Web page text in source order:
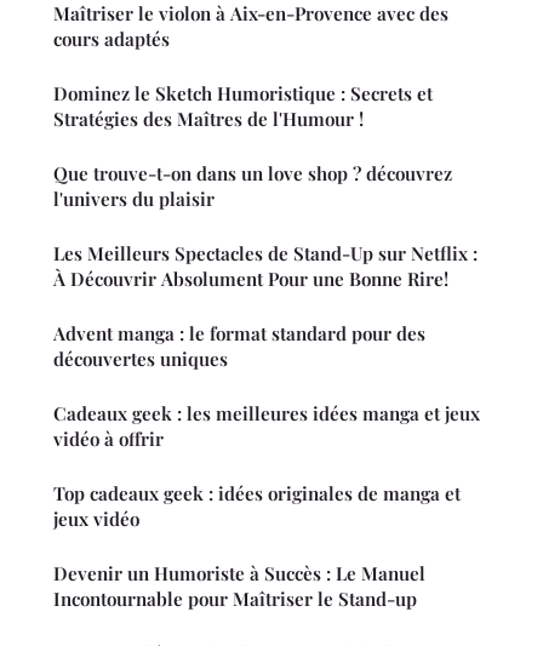
Maîtriser le violon à Aix-en-Provence avec des
cours adaptés
Dominez le Sketch Humoristique : Secrets et
Stratégies des Maîtres de l'Humour !
Que trouve-t-on dans un love shop ? découvrez
l'univers du plaisir
Les Meilleurs Spectacles de Stand-Up sur Netflix :
À Découvrir Absolument Pour une Bonne Rire!
Advent manga : le format standard pour des
découvertes uniques
Cadeaux geek : les meilleures idées manga et jeux
vidéo à offrir
Top cadeaux geek : idées originales de manga et
jeux vidéo
Devenir un Humoriste à Succès : Le Manuel
Incontournable pour Maîtriser le Stand-up